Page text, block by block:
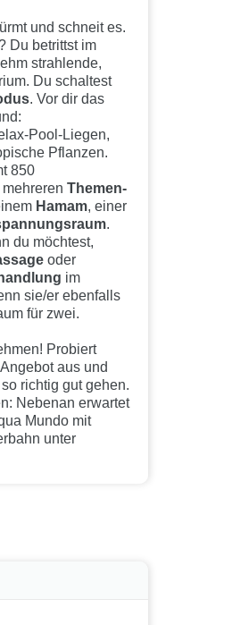
und schneit es.
Du betrittst im
strahlende,
Du schaltest
. Vor dir das
Pool-Liegen,
Pflanzen.
850
Themen-
Hamam, einer
.
du möchtest,
oder
im
sie/er ebenfalls
für zwei.
Probiert
aus und
richtig gut gehen.
Nebenan erwartet
Mundo mit
unter